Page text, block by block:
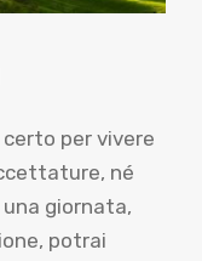
per vivere
né
giornata,
potrai